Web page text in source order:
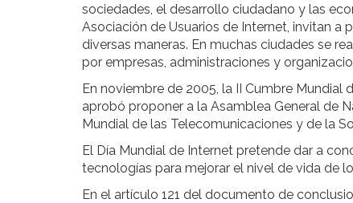
sociedades, el desarrollo ciudadano y las
Asociación de Usuarios de Internet, invitan a
diversas maneras. En muchas ciudades se
por empresas, administraciones y
En noviembre de 2005, la II Cumbre Mundial
aprobó proponer a la Asamblea General de
Mundial de las Telecomunicaciones y de la
El Día Mundial de Internet pretende dar a
tecnologías para mejorar el nivel de vida de
En el artículo 121 del documento de